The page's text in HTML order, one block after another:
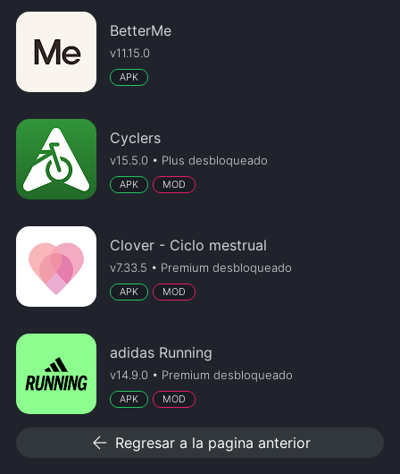
BetterMe
v11.15.0
APK
Cyclers
v15.5.0 • Plus desbloqueado
APK MOD
Clover - Ciclo mestrual
v7.33.5 • Premium desbloqueado
APK MOD
adidas Running
v14.9.0 • Premium desbloqueado
APK MOD
arrow_back Regresar a la pagina anterior